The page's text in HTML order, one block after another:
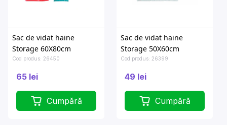
Sac de vidat haine
Storage 60X80cm
Cod produs: 26450
65 lei
Cumpără
Sac de vidat haine
Storage 50X60cm
Cod produs: 26399
49 lei
Cumpără